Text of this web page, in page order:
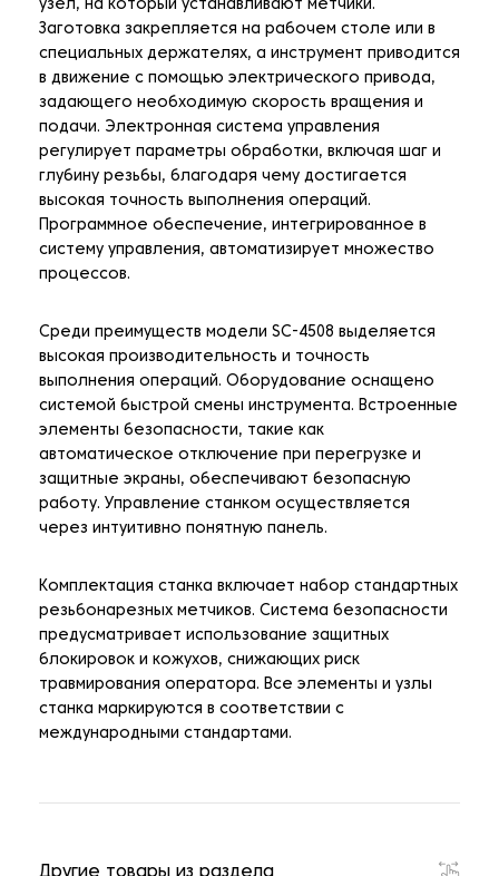
узел, на который устанавливают метчики.
Заготовка закрепляется на рабочем столе или в
специальных держателях, а инструмент приводится
в движение с помощью электрического привода,
задающего необходимую скорость вращения и
подачи. Электронная система управления
регулирует параметры обработки, включая шаг и
глубину резьбы, благодаря чему достигается
высокая точность выполнения операций.
Программное обеспечение, интегрированное в
систему управления, автоматизирует множество
процессов.
Среди преимуществ модели SC-4508 выделяется
высокая производительность и точность
выполнения операций. Оборудование оснащено
системой быстрой смены инструмента. Встроенные
элементы безопасности, такие как
автоматическое отключение при перегрузке и
защитные экраны, обеспечивают безопасную
работу. Управление станком осуществляется
через интуитивно понятную панель.
Комплектация станка включает набор стандартных
резьбонарезных метчиков. Система безопасности
предусматривает использование защитных
блокировок и кожухов, снижающих риск
травмирования оператора. Все элементы и узлы
станка маркируются в соответствии с
международными стандартами.